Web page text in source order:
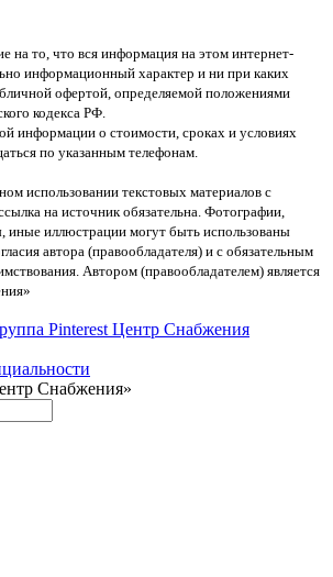
на то, что вся информация на этом интернет-
информационный характер и ни при каких
офертой, определяемой положениями
кодекса РФ.
информации о стоимости, сроках и условиях
по указанным телефонам.
использовании текстовых материалов с
на источник обязательна. Фотографии,
иные иллюстрации могут быть использованы
автора (правообладателя) и с обязательным
Автором (правообладателем) является
Снабжения»